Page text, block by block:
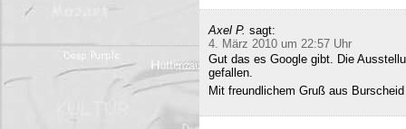
Axel P. sagt:
4. März 2010 um 22:57 Uhr
Gut das es Google gibt. Die
gefallen.
Mit freundlichem Gruß aus Burscheid